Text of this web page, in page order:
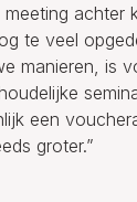
achter
te veel
manieren, is
een
groter.”